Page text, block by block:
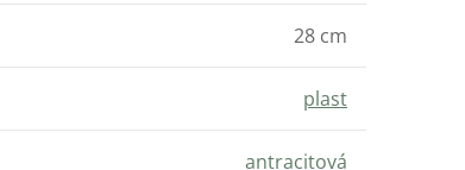
28 cm
plast
antracitová